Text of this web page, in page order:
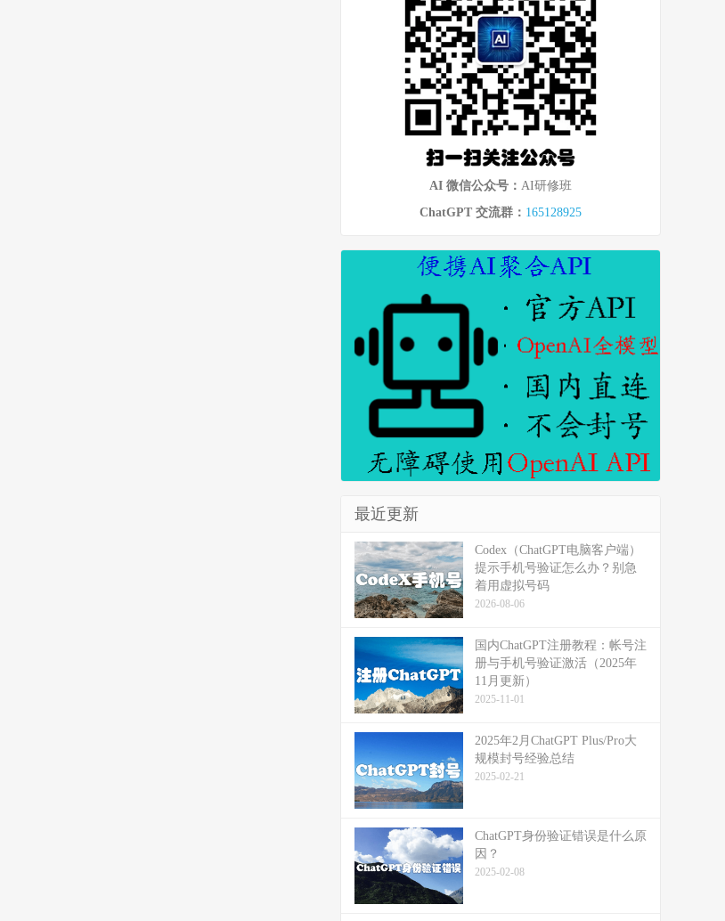
AI 微信公众号： AI研修班
ChatGPT 交流群： 165128925
最近更新
Codex（ChatGPT电脑客户端）
提示手机号验证怎么办？别急
着用虚拟号码
2026-08-06
国内ChatGPT注册教程：帐号注
册与手机号验证激活（2025年
11月更新）
2025-11-01
2025年2月ChatGPT Plus/Pro大
规模封号经验总结
2025-02-21
ChatGPT身份验证错误是什么原
因？
2025-02-08